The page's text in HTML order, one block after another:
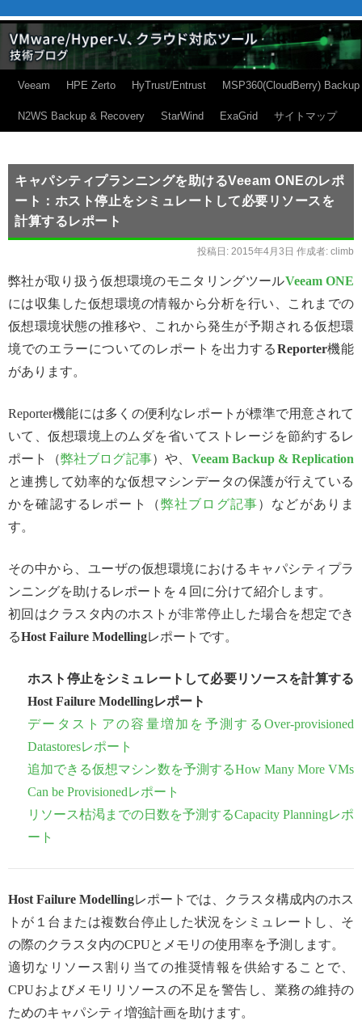
Veeam HPE Zerto HyTrust/Entrust MSP360(CloudBerry) Backup
N2WS Backup & Recovery StarWind ExaGrid サイトマップ
キャパシティプランニングを助けるVeeam ONEのレポ
ート：ホスト停止をシミュレートして必要リソースを
計算するレポート
投稿日: 2015年4月3日 作成者: climb
弊社が取り扱う仮想環境のモニタリングツールVeeam ONE
には収集した仮想環境の情報から分析を行い、これまでの
仮想環境状態の推移や、これから発生が予期される仮想環
境でのエラーについてのレポートを出力するReporter機能
があります。
Reporter機能には多くの便利なレポートが標準で用意されて
いて、仮想環境上のムダを省いてストレージを節約するレ
ポート（弊社ブログ記事）や、 Veeam Backup & Replication
と連携して効率的な仮想マシンデータの保護が行えている
かを確認するレポート（弊社ブログ記事）などがありま
す。
その中から、ユーザの仮想環境におけるキャパシティプラ
ンニングを助けるレポートを４回に分けて紹介します。
初回はクラスタ内のホストが非常停止した場合を想定でき
るHost Failure Modellingレポートです。
ホスト停止をシミュレートして必要リソースを計算する
Host Failure Modellingレポート
データストアの容量増加を予測するOver-provisioned
Datastoresレポート
追加できる仮想マシン数を予測するHow Many More VMs
Can be Provisionedレポート
リソース枯渇までの日数を予測するCapacity Planningレポ
ート
Host Failure Modellingレポートでは、クラスタ構成内のホス
トが１台または複数台停止した状況をシミュレートし、そ
の際のクラスタ内のCPUとメモリの使用率を予測します。
適切なリソース割り当ての推奨情報を供給することで、
CPUおよびメモリリソースの不足を警告し、業務の維持の
ためのキャパシティ増強計画を助けます。